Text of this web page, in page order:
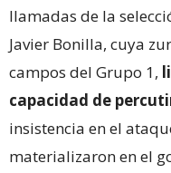
llamadas de la
Javier Bonilla, cuya
campos del Grupo 1,
capacidad de
insistencia en el
materializaron en el